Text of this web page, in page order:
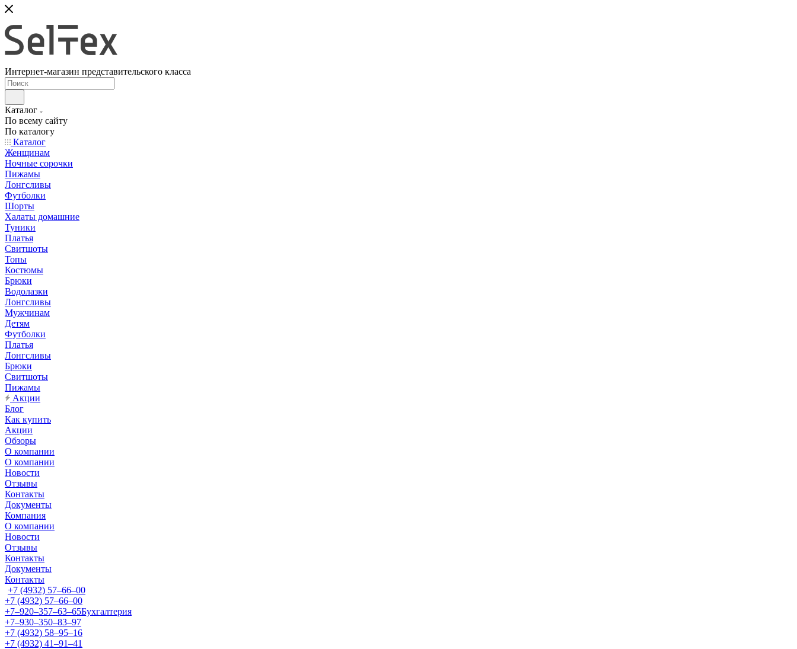
Интернет-магазин представительского класса
Каталог
По всему сайту
По каталогу
Каталог
Женщинам
Ночные сорочки
Пижамы
Лонгсливы
Футболки
Шорты
Халаты домашние
Туники
Платья
Свитшоты
Топы
Костюмы
Брюки
Водолазки
Лонгсливы
Мужчинам
Детям
Футболки
Платья
Лонгсливы
Брюки
Свитшоты
Пижамы
Акции
Блог
Как купить
Акции
Обзоры
О компании
О компании
Новости
Отзывы
Контакты
Документы
Компания
О компании
Новости
Отзывы
Контакты
Документы
Контакты
+7 (4932) 57‒66‒00
+7 (4932) 57‒66‒00
+7‒920‒357‒63‒65Бухгалтерия
+7‒930‒350‒83‒97
+7 (4932) 58‒95‒16
+7 (4932) 41‒91‒41